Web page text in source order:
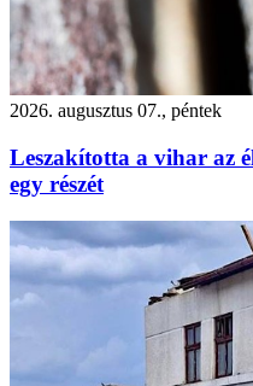
2026. augusztus 07., péntek
Leszakította a vihar az
egy részét